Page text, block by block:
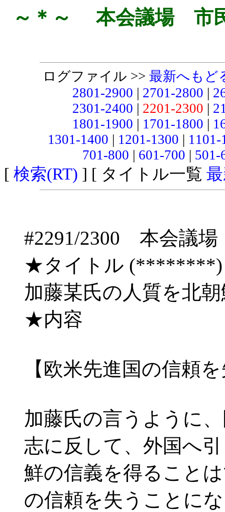
～＊～ 本会議場 市
ログファイル >> 最新へもど
2801-2900 | 2701-2800 |
2301-2400 | 2201-2300 |
1801-1900 | 1701-1800 |
1301-1400 | 1201-1300 |
701-800 | 601-700 |
[ 検索(RT) ] [ タイトル一覧
#2291/2300 本会
★タイトル (********)
加藤某氏の人質を北
★内容
【欧米先進国の信頼
加藤氏の言うように
志に反して、外国へ
鮮の信義を得ること
の信頼を失うことに